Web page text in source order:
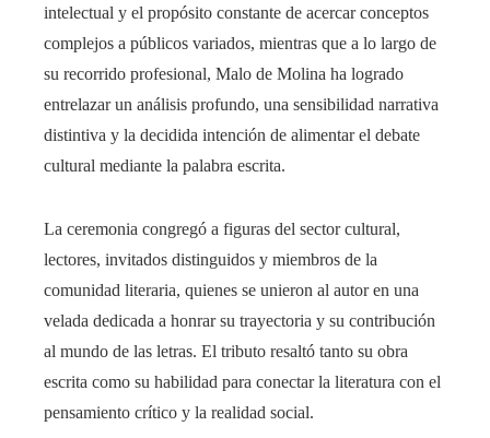
intelectual y el propósito constante de acercar conceptos
complejos a públicos variados, mientras que a lo largo de
su recorrido profesional, Malo de Molina ha logrado
entrelazar un análisis profundo, una sensibilidad narrativa
distintiva y la decidida intención de alimentar el debate
cultural mediante la palabra escrita.
La ceremonia congregó a figuras del sector cultural,
lectores, invitados distinguidos y miembros de la
comunidad literaria, quienes se unieron al autor en una
velada dedicada a honrar su trayectoria y su contribución
al mundo de las letras. El tributo resaltó tanto su obra
escrita como su habilidad para conectar la literatura con el
pensamiento crítico y la realidad social.